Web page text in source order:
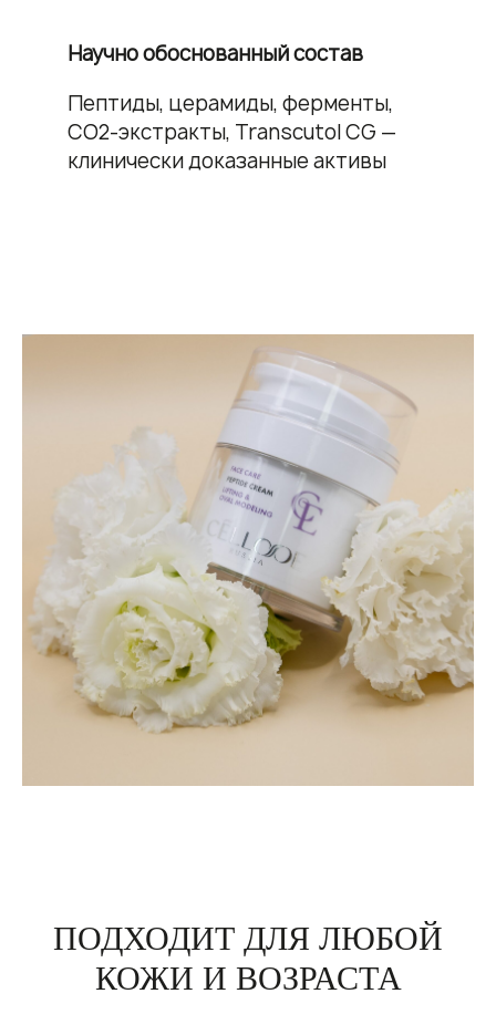
Научно обоснованный состав
Пептиды, церамиды, ферменты,
СО2-экстракты, Transcutol CG —
клинически доказанные активы
ПОДХОДИТ ДЛЯ ЛЮБОЙ
КОЖИ И ВОЗРАСТА